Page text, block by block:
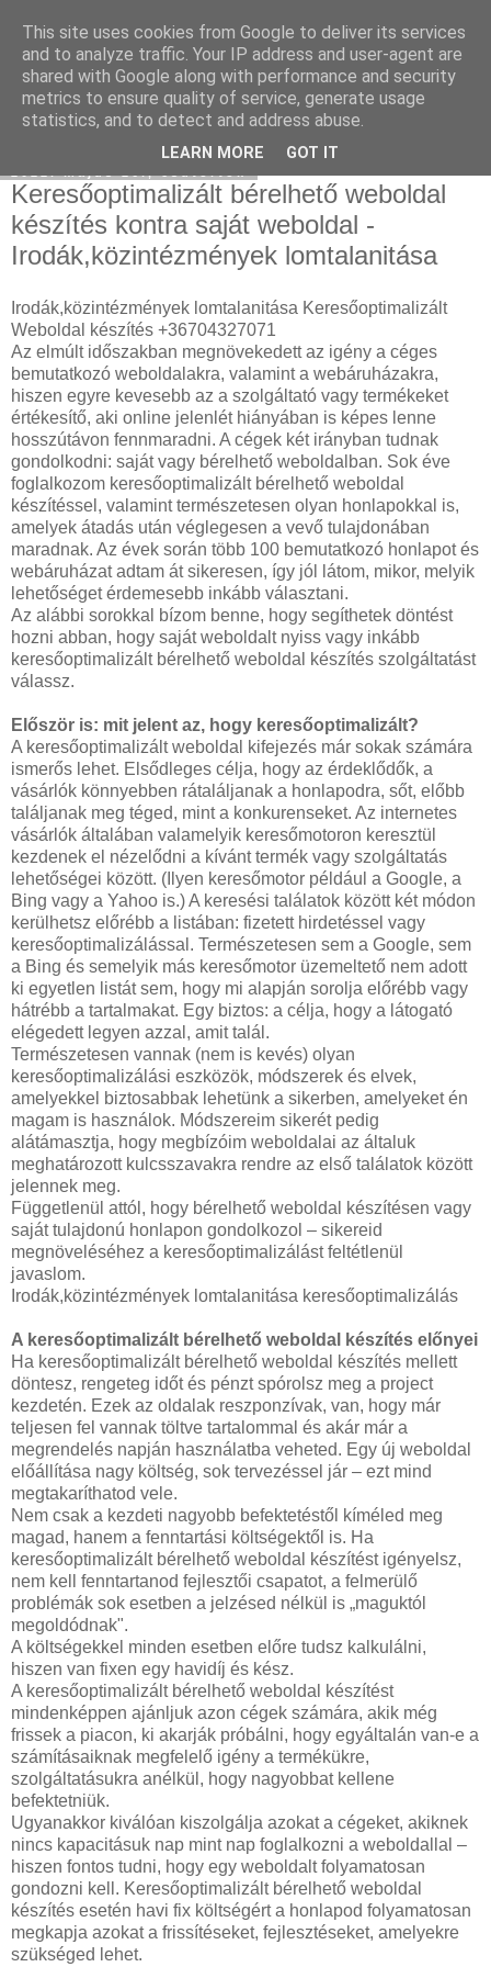
Hulladékgyűjtés
Keresőoptimalizált bérelhető weboldal
készítés kontra saját weboldal -
Irodák,közintézmények lomtalanitása
Irodák,közintézmények lomtalanitása Keresőoptimalizált
Weboldal készítés +36704327071
Az elmúlt időszakban megnövekedett az igény a céges
bemutatkozó weboldalakra, valamint a webáruházakra,
hiszen egyre kevesebb az a szolgáltató vagy termékeket
értékesítő, aki online jelenlét hiányában is képes lenne
hosszútávon fennmaradni. A cégek két irányban tudnak
gondolkodni: saját vagy bérelhető weboldalban. Sok éve
foglalkozom keresőoptimalizált bérelhető weboldal
készítéssel, valamint természetesen olyan honlapokkal is,
amelyek átadás után véglegesen a vevő tulajdonában
maradnak. Az évek során több 100 bemutatkozó honlapot és
webáruházat adtam át sikeresen, így jól látom, mikor, melyik
lehetőséget érdemesebb inkább választani.
Az alábbi sorokkal bízom benne, hogy segíthetek döntést
hozni abban, hogy saját weboldalt nyiss vagy inkább
keresőoptimalizált bérelhető weboldal készítés szolgáltatást
válassz.
Először is: mit jelent az, hogy keresőoptimalizált?
A keresőoptimalizált weboldal kifejezés már sokak számára
ismerős lehet. Elsődleges célja, hogy az érdeklődők, a
vásárlók könnyebben rátaláljanak a honlapodra, sőt, előbb
találjanak meg téged, mint a konkurenseket. Az internetes
vásárlók általában valamelyik keresőmotoron keresztül
kezdenek el nézelődni a kívánt termék vagy szolgáltatás
lehetőségei között. (Ilyen keresőmotor például a Google, a
Bing vagy a Yahoo is.) A keresési találatok között két módon
kerülhetsz előrébb a listában: fizetett hirdetéssel vagy
keresőoptimalizálással. Természetesen sem a Google, sem
a Bing és semelyik más keresőmotor üzemeltető nem adott
ki egyetlen listát sem, hogy mi alapján sorolja előrébb vagy
hátrébb a tartalmakat. Egy biztos: a célja, hogy a látogató
elégedett legyen azzal, amit talál.
Természetesen vannak (nem is kevés) olyan
keresőoptimalizálási eszközök, módszerek és elvek,
amelyekkel biztosabbak lehetünk a sikerben, amelyeket én
magam is használok. Módszereim sikerét pedig
alátámasztja, hogy megbízóim weboldalai az általuk
meghatározott kulcsszavakra rendre az első találatok között
jelennek meg.
Függetlenül attól, hogy bérelhető weboldal készítésen vagy
saját tulajdonú honlapon gondolkozol – sikereid
megnöveléséhez a keresőoptimalizálást feltétlenül
javaslom.
Irodák,közintézmények lomtalanitása keresőoptimalizálás
A keresőoptimalizált bérelhető weboldal készítés előnyei
Ha keresőoptimalizált bérelhető weboldal készítés mellett
döntesz, rengeteg időt és pénzt spórolsz meg a project
kezdetén. Ezek az oldalak reszponzívak, van, hogy már
teljesen fel vannak töltve tartalommal és akár már a
megrendelés napján használatba veheted. Egy új weboldal
előállítása nagy költség, sok tervezéssel jár – ezt mind
megtakaríthatod vele.
Nem csak a kezdeti nagyobb befektetéstől kíméled meg
magad, hanem a fenntartási költségektől is. Ha
keresőoptimalizált bérelhető weboldal készítést igényelsz,
nem kell fenntartanod fejlesztői csapatot, a felmerülő
problémák sok esetben a jelzésed nélkül is „maguktól
megoldódnak".
A költségekkel minden esetben előre tudsz kalkulálni,
hiszen van fixen egy havidíj és kész.
A keresőoptimalizált bérelhető weboldal készítést
mindenképpen ajánljuk azon cégek számára, akik még
frissek a piacon, ki akarják próbálni, hogy egyáltalán van-e a
számításaiknak megfelelő igény a termékükre,
szolgáltatásukra anélkül, hogy nagyobbat kellene
befektetniük.
Ugyanakkor kiválóan kiszolgálja azokat a cégeket, akiknek
nincs kapacitásuk nap mint nap foglalkozni a weboldallal –
hiszen fontos tudni, hogy egy weboldalt folyamatosan
gondozni kell. Keresőoptimalizált bérelhető weboldal
készítés esetén havi fix költségért a honlapod folyamatosan
megkapja azokat a frissítéseket, fejlesztéseket, amelyekre
szükséged lehet.
This site uses cookies from Google to deliver its services
and to analyze traffic. Your IP address and user-agent are
shared with Google along with performance and security
metrics to ensure quality of service, generate usage
statistics, and to detect and address abuse.
LEARN MORE GOT IT